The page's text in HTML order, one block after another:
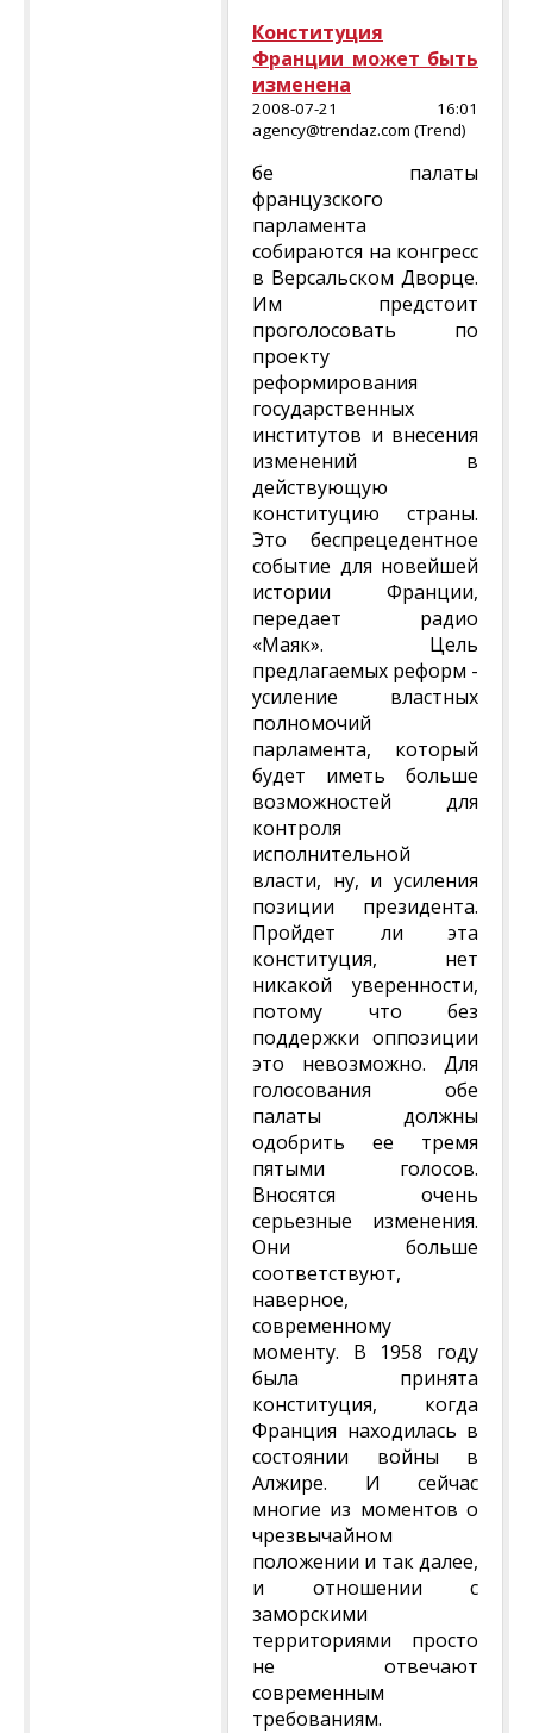
Конституция
Франции может быть
изменена
2008-07-21 16:01
agency@trendaz.com (Trend)
бе палаты
французского
парламента
собираются на конгресс
в Версальском Дворце.
Им предстоит
проголосовать по
проекту
реформирования
государственных
институтов и внесения
изменений в
действующую
конституцию страны.
Это беспрецедентное
событие для новейшей
истории Франции,
передает радио
«Маяк». Цель
предлагаемых реформ -
усиление властных
полномочий
парламента, который
будет иметь больше
возможностей для
контроля
исполнительной
власти, ну, и усиления
позиции президента.
Пройдет ли эта
конституция, нет
никакой уверенности,
потому что без
поддержки оппозиции
это невозможно. Для
голосования обе
палаты должны
одобрить ее тремя
пятыми голосов.
Вносятся очень
серьезные изменения.
Они больше
соответствуют,
наверное,
современному
моменту. В 1958 году
была принята
конституция, когда
Франция находилась в
состоянии войны в
Алжире. И сейчас
многие из моментов о
чрезвычайном
положении и так далее,
и отношении с
заморскими
территориями просто
не отвечают
современным
требованиям.